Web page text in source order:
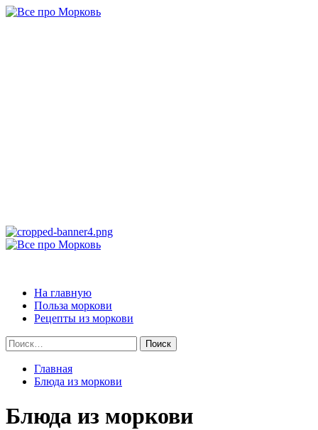
Перейти
Основное
На главную
Польза моркови
Рецепты из моркови
Найти:
Главная
Блюда из моркови
Блюда из моркови